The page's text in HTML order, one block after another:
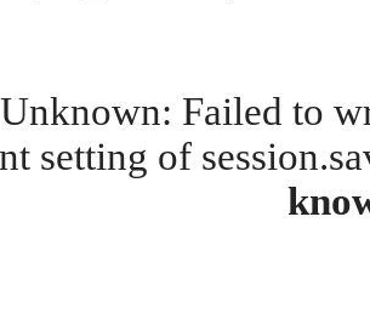
Failed to
setting of